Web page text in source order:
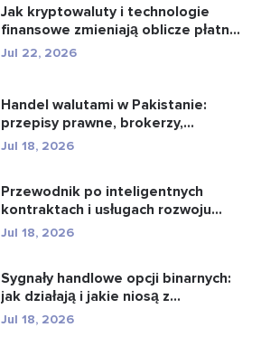
Jak kryptowaluty i technologie
finansowe zmieniają oblicze płatn...
Jul 22, 2026
Handel walutami w Pakistanie:
przepisy prawne, brokerzy,
aplikacje...
Jul 18, 2026
Przewodnik po inteligentnych
kontraktach i usługach rozwoju
intel...
Jul 18, 2026
Sygnały handlowe opcji binarnych:
jak działają i jakie niosą z...
Jul 18, 2026